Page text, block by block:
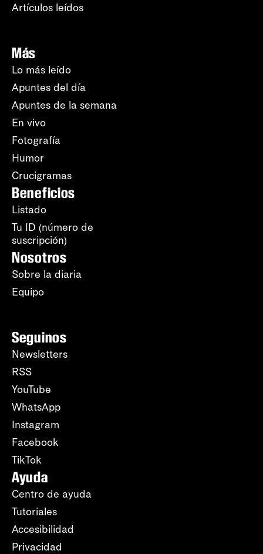
Artículos leídos
Más
Lo más leído
Apuntes del día
Apuntes de la semana
En vivo
Fotografía
Humor
Crucigramas
Beneficios
Listado
Tu ID (número de
suscripción)
Nosotros
Sobre la diaria
Equipo
Seguinos
Newsletters
RSS
YouTube
WhatsApp
Instagram
Facebook
TikTok
Ayuda
Centro de ayuda
Tutoriales
Accesibilidad
Privacidad